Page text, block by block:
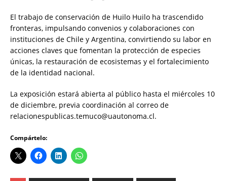
El trabajo de conservación de Huilo Huilo ha trascendido
fronteras, impulsando convenios y colaboraciones con
instituciones de Chile y Argentina, convirtiendo su labor en
acciones claves que fomentan la protección de especies
únicas, la restauración de ecosistemas y el fortalecimiento
de la identidad nacional.
La exposición estará abierta al público hasta el miércoles 10
de diciembre, previa coordinación al correo de
relacionespublicas.temuco@uautonoma.cl.
Compártelo: